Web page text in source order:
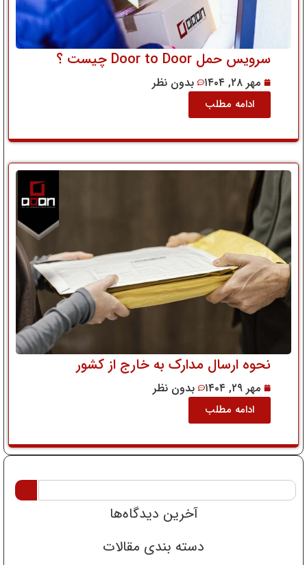
سرویس حمل Door to Door چیست ؟
مهر ۲۸, ۱۴۰۴ بدون نظر
ادامه مطلب
نحوه ارسال مدارک به خارج از کشور
مهر ۲۹, ۱۴۰۴ بدون نظر
ادامه مطلب
آخرین دیدگاه‌ها
دسته بندی مقالات